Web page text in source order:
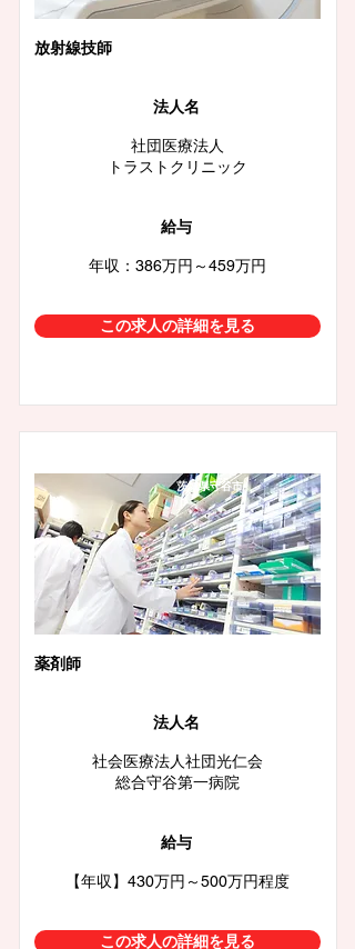
放射線技師
法人名
社団医療法人
トラストクリニック
給与
年収：386万円～459万円
この求人の詳細を見る
茨城県守谷市
薬剤師
法人名
社会医療法人社団光仁会
総合守谷第一病院
給与
【年収】430万円～500万円程度
この求人の詳細を見る